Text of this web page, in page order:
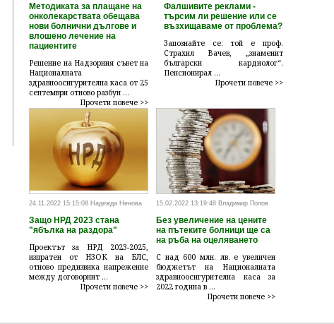
Методиката за плащане на
онколекарствата обещава
нови болнични дългове и
влошено лечение на
пациентите
Решение на Надзорния съвет на
Националната
здравноосигурителна каса от 25
септември отново разбун ...
Прочети повече >>
Фалшивите реклами -
търсим ли решение или се
възхищаваме от проблема?
Запознайте се: той е проф.
Страхил Вачев, „знаменит
български кардиолог“.
Пенсионирал ...
Прочети повече >>
24.11.2022 15:15:08 Надежда Ненова
Защо НРД 2023 стана
"ябълка на раздора"
Проектът за НРД 2023-2025,
изпратен от НЗОК на БЛС,
отново предизвика напрежение
между договорнит ...
Прочети повече >>
15.02.2022 13:19:48 Владимир Попов
Без увеличение на цените
на пътеките болници ще са
на ръба на оцеляването
С над 600 млн. лв. е увеличен
бюджетът на Националната
здравноосигурителна каса за
2022 година в ...
Прочети повече >>